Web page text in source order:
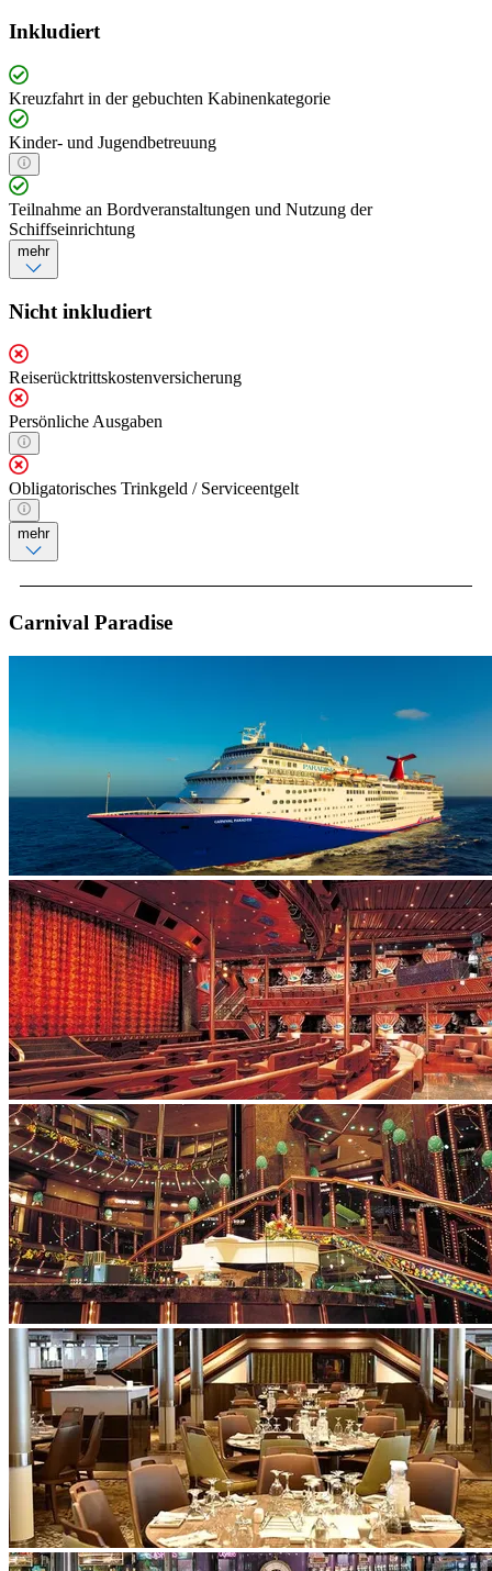
Inkludiert
Kreuzfahrt in der gebuchten Kabinenkategorie
Kinder- und Jugendbetreuung
Teilnahme an Bordveranstaltungen und Nutzung der
Schiffseinrichtung
mehr
Nicht inkludiert
Reiserücktrittskostenversicherung
Persönliche Ausgaben
Obligatorisches Trinkgeld / Serviceentgelt
mehr
Carnival Paradise